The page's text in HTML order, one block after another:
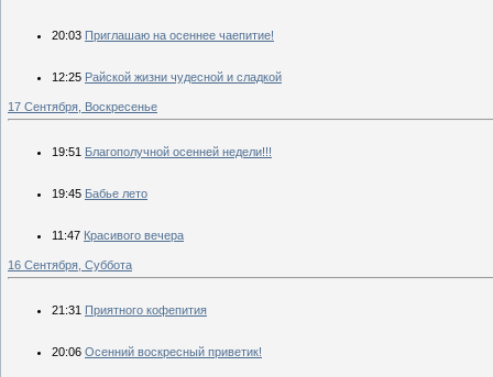
20:03 Приглашаю на осеннее чаепитие!
12:25 Райской жизни чудесной и сладкой
17 Сентября, Воскресенье
19:51 Благополучной осенней недели!!!
19:45 Бабье лето
11:47 Красивого вечера
16 Сентября, Суббота
21:31 Приятного кофепития
20:06 Осенний воскресный приветик!